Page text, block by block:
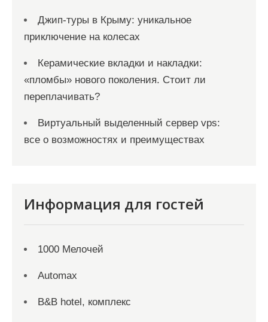
Джип-туры в Крыму: уникальное
приключение на колесах
Керамические вкладки и накладки:
«пломбы» нового поколения. Стоит ли
переплачивать?
Виртуальный выделенный сервер vps:
все о возможностях и преимуществах
Информация для гостей
1000 Мелочей
Automax
B&B hotel, комплекс